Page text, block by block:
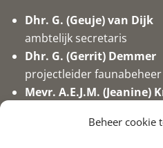
Beheer cookie
Dhr. G. (Geuje) van Dijk
ambtelijk secretaris
Dhr. G. (Gerrit) Demmer
projectleider faunabeheer
Mevr. A.E.J.M. (Jeanine)